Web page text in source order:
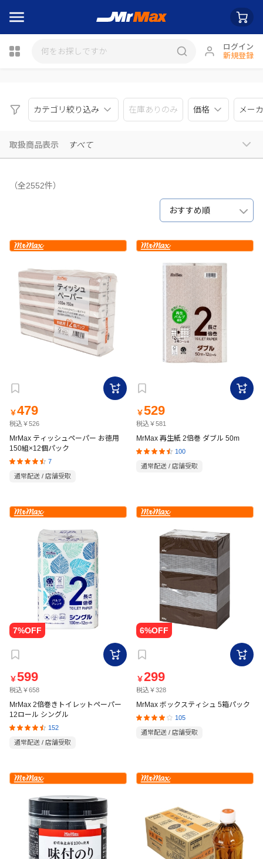
ログイン
新規登録
カテゴリ絞り込み 在庫ありのみ 価格 メー
取扱商品表示 すべて
（全2552件）
おすすめ順
￥479
税込￥526
MrMax ティッシュペーパー お徳用
150組×12個パック
7
通常配送 / 店舗受取
￥529
税込￥581
MrMax 再生紙 2倍巻 ダブル 50m
100
通常配送 / 店舗受取
￥599
税込￥658
MrMax 2倍巻きトイレットペーパー
12ロール シングル
152
通常配送 / 店舗受取
￥299
税込￥328
MrMax ボックスティシュ 5箱パック
105
通常配送 / 店舗受取